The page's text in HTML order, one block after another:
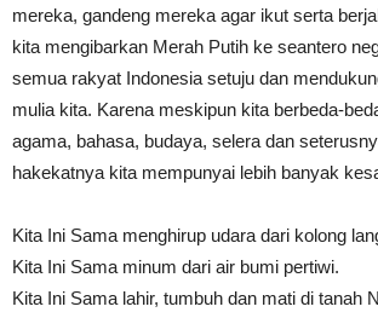
mereka, gandeng mereka agar ikut serta
kita mengibarkan Merah Putih ke seantero
semua rakyat Indonesia setuju dan
mulia kita. Karena meskipun kita berbeda-
agama, bahasa, budaya, selera dan
hakekatnya kita mempunyai lebih banyak
Kita Ini Sama menghirup udara dari kolong
Kita Ini Sama minum dari air bumi pertiwi.
Kita Ini Sama lahir, tumbuh dan mati di tanah